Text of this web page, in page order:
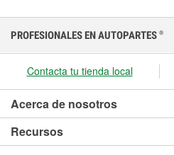
PROFESIONALES EN AUTOPARTES ®
Contacta tu tienda local
Acerca de nosotros
Recursos